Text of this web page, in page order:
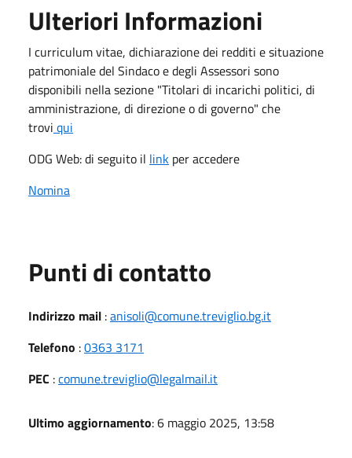
Ulteriori Informazioni
I curriculum vitae, dichiarazione dei redditi e situazione
patrimoniale del Sindaco e degli Assessori sono
disponibili nella sezione "Titolari di incarichi politici, di
amministrazione, di direzione o di governo" che
trovi qui
ODG Web: di seguito il link per accedere
Nomina
Punti di contatto
Indirizzo mail :anisoli@comune.treviglio.bg.it
Telefono :0363 3171
PEC :comune.treviglio@legalmail.it
Ultimo aggiornamento: 6 maggio 2025, 13:58